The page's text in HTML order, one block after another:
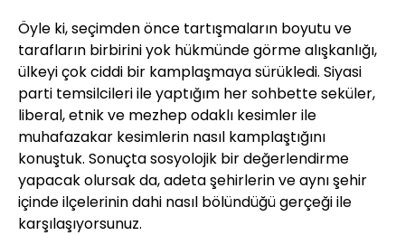
Öyle ki, seçimden önce tartışmaların boyutu ve
tarafların birbirini yok hükmünde görme alışkanlığı,
ülkeyi çok ciddi bir kamplaşmaya sürükledi. Siyasi
parti temsilcileri ile yaptığım her sohbette seküler,
liberal, etnik ve mezhep odaklı kesimler ile
muhafazakar kesimlerin nasıl kamplaştığını
konuştuk. Sonuçta sosyolojik bir değerlendirme
yapacak olursak da, adeta şehirlerin ve aynı şehir
içinde ilçelerinin dahi nasıl bölündüğü gerçeği ile
karşılaşıyorsunuz.